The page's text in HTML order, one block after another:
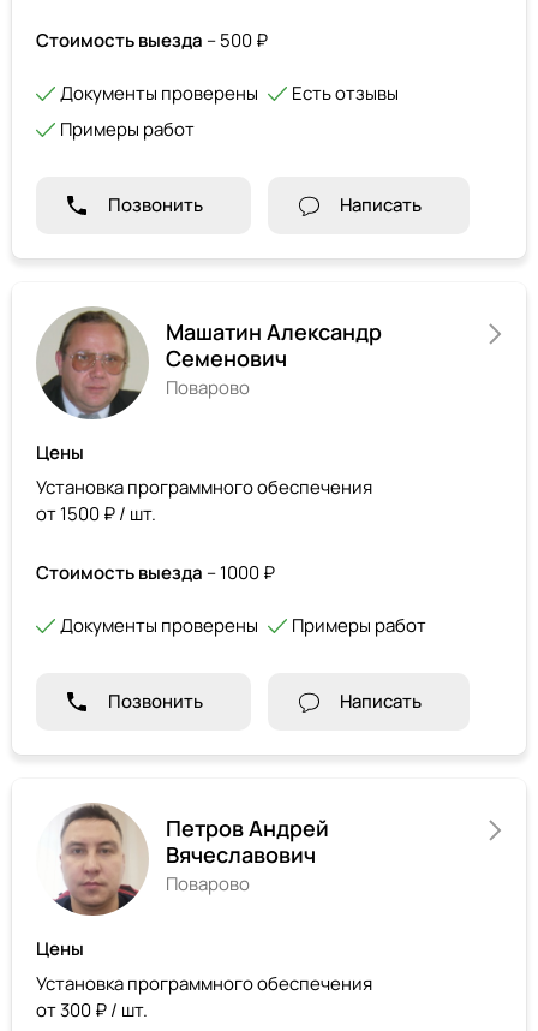
Стоимость выезда – 500 ₽
Документы проверены
Есть отзывы
Примеры работ
Позвонить Написать
Машатин Александр
Семенович
Поварово
Цены
Установка программного обеспечения
от 1500 ₽ / шт.
Стоимость выезда – 1000 ₽
Документы проверены Примеры работ
Позвонить Написать
Петров Андрей
Вячеславович
Поварово
Цены
Установка программного обеспечения
от 300 ₽ / шт.